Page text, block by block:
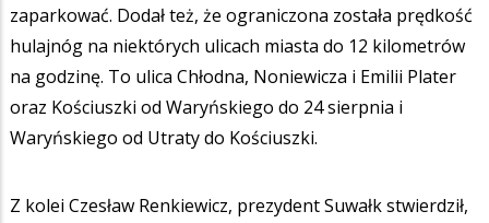
zaparkować. Dodał też, że ograniczona została prędkość
hulajnóg na niektórych ulicach miasta do 12 kilometrów
na godzinę. To ulica Chłodna, Noniewicza i Emilii Plater
oraz Kościuszki od Waryńskiego do 24 sierpnia i
Waryńskiego od Utraty do Kościuszki.
Z kolei Czesław Renkiewicz, prezydent Suwałk stwierdził,